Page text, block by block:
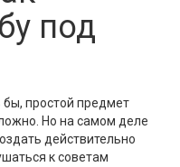
под
простой предмет
Но на самом деле
действительно
к советам